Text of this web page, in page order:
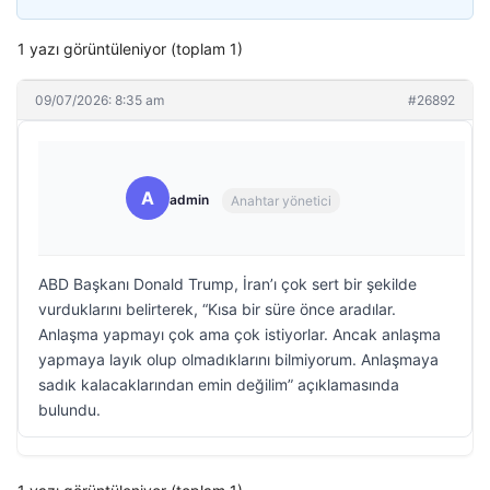
1 yazı görüntüleniyor (toplam 1)
09/07/2026: 8:35 am #26892
A admin Anahtar yönetici
ABD Başkanı Donald Trump, İran’ı çok sert bir şekilde
vurduklarını belirterek, “Kısa bir süre önce aradılar.
Anlaşma yapmayı çok ama çok istiyorlar. Ancak anlaşma
yapmaya layık olup olmadıklarını bilmiyorum. Anlaşmaya
sadık kalacaklarından emin değilim” açıklamasında
bulundu.